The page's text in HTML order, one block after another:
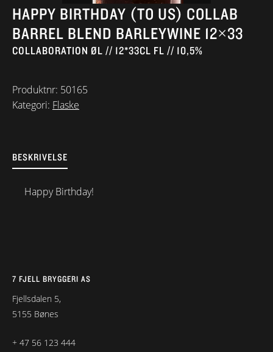
HAPPY BIRTHDAY (TO US) COLLAB
BARREL BLEND BARLEYWINE 12×33
COLLABORATION ØL // 12*33CL FL // 10,5%
Produktnr: 50165
Kategori: Flaske
BESKRIVELSE
Happy Birthday!
7 FJELL BRYGGERI AS
Fjellsdalen 5,
5155 Bønes
+ 47 56 123 444